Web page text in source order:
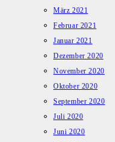
März 2021
Februar 2021
Januar 2021
Dezember 2020
November 2020
Oktober 2020
September 2020
Juli 2020
Juni 2020